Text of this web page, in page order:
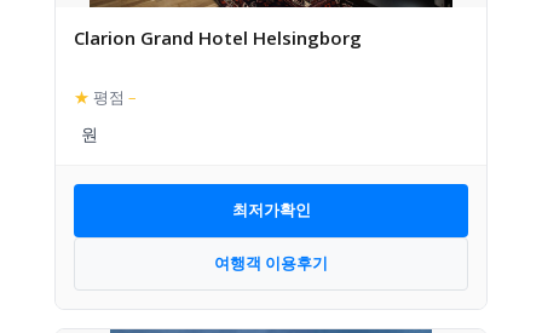
Clarion Grand Hotel Helsingborg
★ 평점 –
최저가확인
여행객 이용후기